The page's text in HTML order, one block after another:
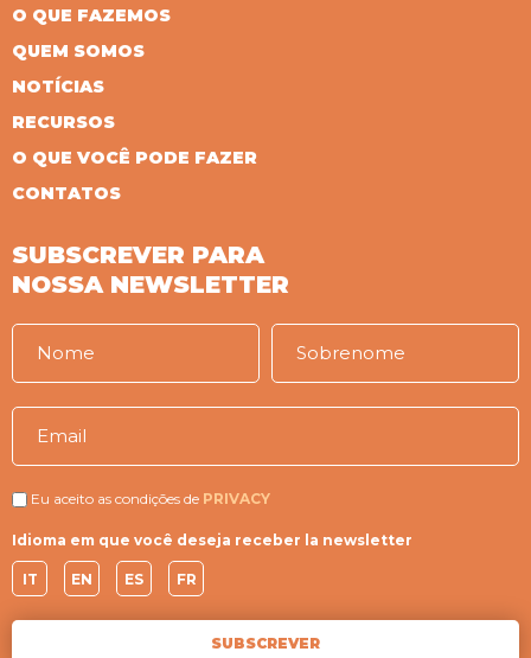
O QUE FAZEMOS
QUEM SOMOS
NOTÍCIAS
RECURSOS
O QUE VOCÊ PODE FAZER
CONTATOS
SUBSCREVER PARA
NOSSA NEWSLETTER
Eu aceito as condições de PRIVACY
Idioma em que você deseja receber la newsletter
IT EN ES FR
SUBSCREVER